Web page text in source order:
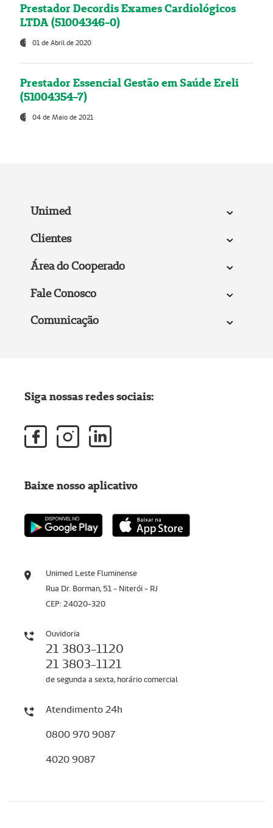
Prestador Decordis Exames Cardiológicos
LTDA (51004346-0)
01 de Abril de 2020
Prestador Essencial Gestão em Saúde Ereli
(51004354-7)
04 de Maio de 2021
Unimed
Clientes
Área do Cooperado
Fale Conosco
Comunicação
Unimed Leste Fluminense
Rua Dr. Borman, 51 - Niterói - RJ
CEP: 24020-320
Ouvidoria
21 3803-1120
21 3803-1121
de segunda a sexta, horário comercial
Atendimento 24h
0800 970 9087
4020 9087
Siga nossas redes sociais:
Baixe nosso aplicativo